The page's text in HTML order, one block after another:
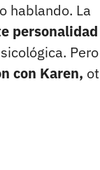
hablando. La
con Karen,